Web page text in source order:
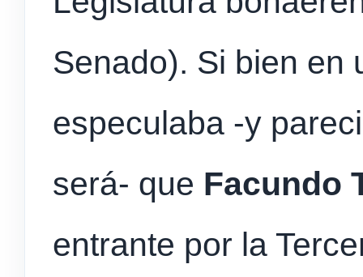
Senado). Si bien en
especulaba -y
será- que Facundo
entrante por la